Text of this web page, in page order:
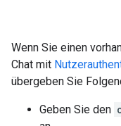
Wenn Sie einen
Chat mit
übergeben Sie
Geben Sie den